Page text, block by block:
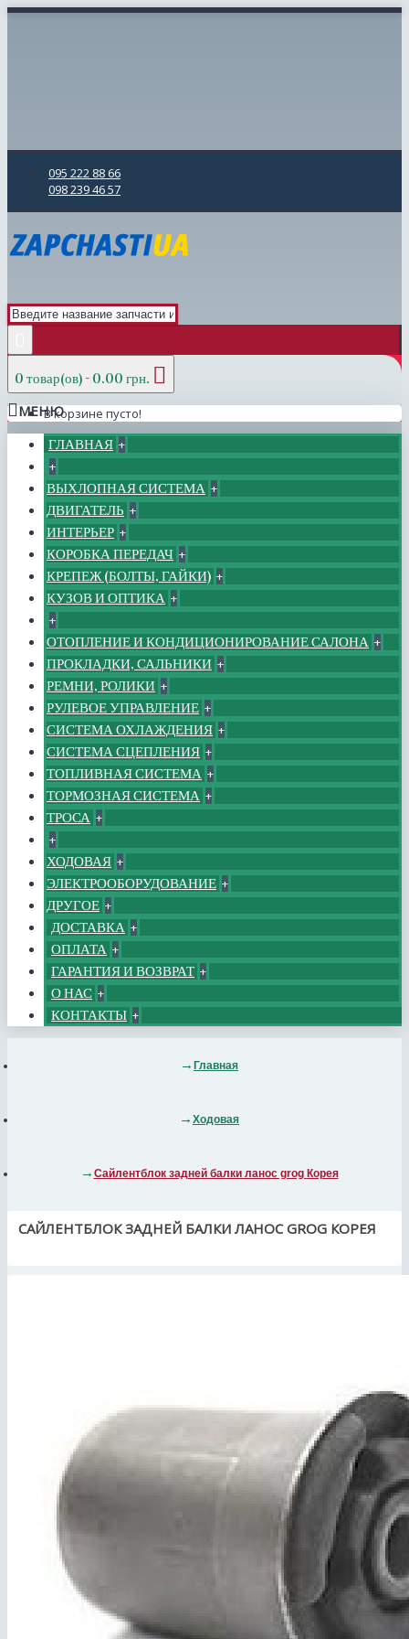
095 222 88 66
098 239 46 57
0 товар(ов) - 0.00 грн.
В корзине пусто!
МЕНЮ
ГЛАВНАЯ +
+
ВЫХЛОПНАЯ СИСТЕМА +
ДВИГАТЕЛЬ +
ИНТЕРЬЕР +
КОРОБКА ПЕРЕДАЧ +
КРЕПЕЖ (БОЛТЫ, ГАЙКИ) +
КУЗОВ И ОПТИКА +
+
ОТОПЛЕНИЕ И КОНДИЦИОНИРОВАНИЕ САЛОНА +
ПРОКЛАДКИ, САЛЬНИКИ +
РЕМНИ, РОЛИКИ +
РУЛЕВОЕ УПРАВЛЕНИЕ +
СИСТЕМА ОХЛАЖДЕНИЯ +
СИСТЕМА СЦЕПЛЕНИЯ +
ТОПЛИВНАЯ СИСТЕМА +
ТОРМОЗНАЯ СИСТЕМА +
ТРОСА +
+
ХОДОВАЯ +
ЭЛЕКТРООБОРУДОВАНИЕ +
ДРУГОЕ +
ДОСТАВКА +
ОПЛАТА +
ГАРАНТИЯ И ВОЗВРАТ +
О НАС +
КОНТАКТЫ +
Главная
Ходовая
Сайлентблок задней балки ланос grog Корея
САЙЛЕНТБЛОК ЗАДНЕЙ БАЛКИ ЛАНОС GROG КОРЕЯ